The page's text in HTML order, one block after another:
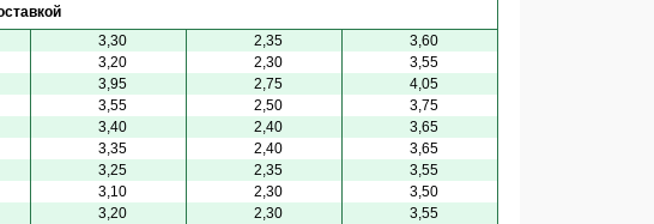
3,30 2,35
3,60
3,20 2,30
3,55
3,95 2,75
4,05
3,55 2,50
3,75
3,40 2,40
3,65
3,35 2,40
3,65
3,25 2,35
3,55
3,10 2,30
3,50
3,20 2,30
3,55